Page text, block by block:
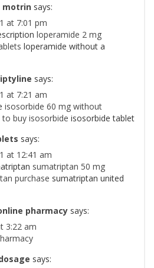
motrin says:
at 7:01 pm
loperamide 2 mg
loperamide without a
says:
at 7:21 am
isosorbide 60 mg without
buy isosorbide isosorbide tablet
says:
at 12:41 am
sumatriptan 50 mg
purchase sumatriptan united
pharmacy says:
3:22 am
says: